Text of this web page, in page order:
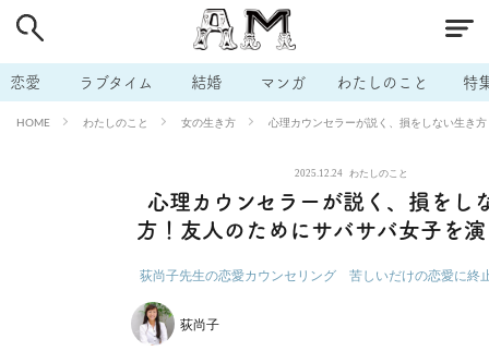
恋愛 ラブタイム 結婚 マンガ わたしのこと 特
HOME わたしのこと 女の生き方 心理カウンセラーが説く、損をしない生き
2025.12.24 わたしのこと
心理カウンセラーが説く、損をし
方！友人のためにサバサバ女子を
荻尚子先生の恋愛カウンセリング 苦しいだけの恋愛に終
荻尚子
# 男の本音 # セフレ # 不倫
# 出会う方法 # マッチングアプリ # ラブグッズ # 体の相